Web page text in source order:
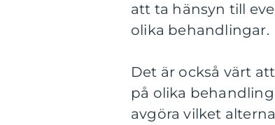
att ta hänsyn till
olika behandlingar.
Det är också värt
på olika
avgöra vilket